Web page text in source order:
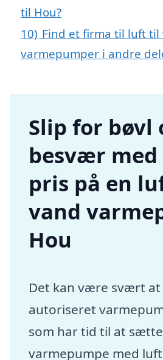
til Hou?
10) Find et firma til luft til
varmepumper i andre
Slip for bøvl
besvær med
pris på en
vand
Hou
Det kan være svært at
autoriseret
som har tid til at
varmepumpe med